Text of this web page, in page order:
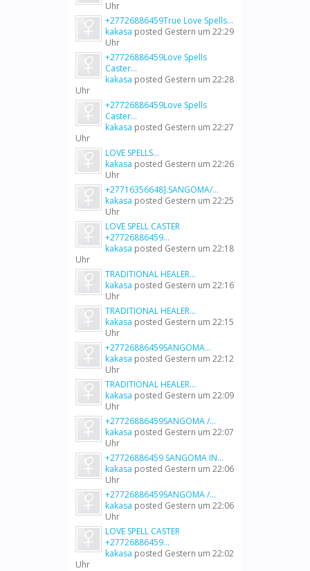
Uhr
+27726886459True Love Spells...
kakasa posted Gestern um 22:29
Uhr
+27726886459Love Spells
Caster...
kakasa posted Gestern um 22:28
Uhr
+27726886459Love Spells
Caster...
kakasa posted Gestern um 22:27
Uhr
LOVE SPELLS...
kakasa posted Gestern um 22:26
Uhr
+27716356648].SANGOMA/...
kakasa posted Gestern um 22:25
Uhr
LOVE SPELL CASTER
+27726886459...
kakasa posted Gestern um 22:18
Uhr
TRADITIONAL HEALER...
kakasa posted Gestern um 22:16
Uhr
TRADITIONAL HEALER...
kakasa posted Gestern um 22:15
Uhr
+27726886459SANGOMA...
kakasa posted Gestern um 22:12
Uhr
TRADITIONAL HEALER...
kakasa posted Gestern um 22:09
Uhr
+27726886459SANGOMA /...
kakasa posted Gestern um 22:07
Uhr
+27726886459 SANGOMA IN...
kakasa posted Gestern um 22:06
Uhr
+27726886459SANGOMA /...
kakasa posted Gestern um 22:06
Uhr
LOVE SPELL CASTER
+27726886459...
kakasa posted Gestern um 22:02
Uhr